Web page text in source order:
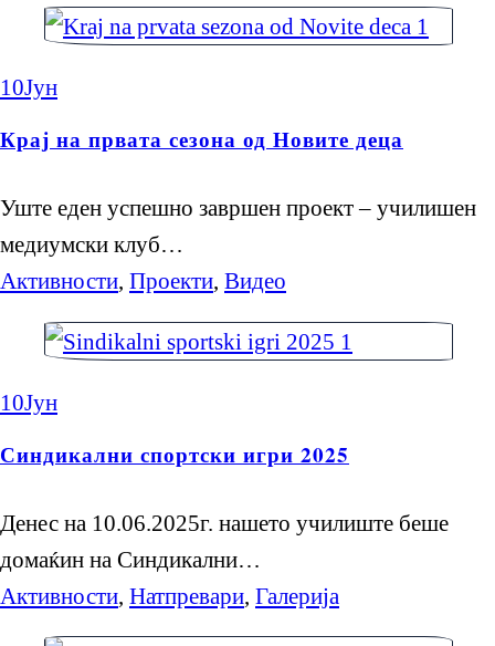
10Јун
Крај на првата сезона од Новите деца
Уште еден успешно завршен проект – училишен
медиумски клуб…
Активности, Проекти, Видео
10Јун
Синдикални спортски игри 2025
Денес на 10.06.2025г. нашето училиште беше
домаќин на Синдикални…
Активности, Натпревари, Галерија